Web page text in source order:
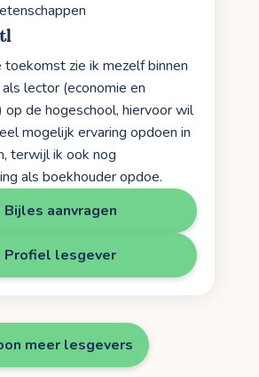
toekomst zie ik mezelf binnen
lector (economie en
op de hogeschool, hiervoor wil
mogelijk ervaring opdoen in
terwijl ik ook nog
als boekhouder opdoe.
Bijles aanvragen
Profiel lesgever
meer lesgevers